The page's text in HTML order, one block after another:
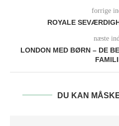
forrige
ROYALE
næste
LONDON MED BØRN – DE
DU KAN